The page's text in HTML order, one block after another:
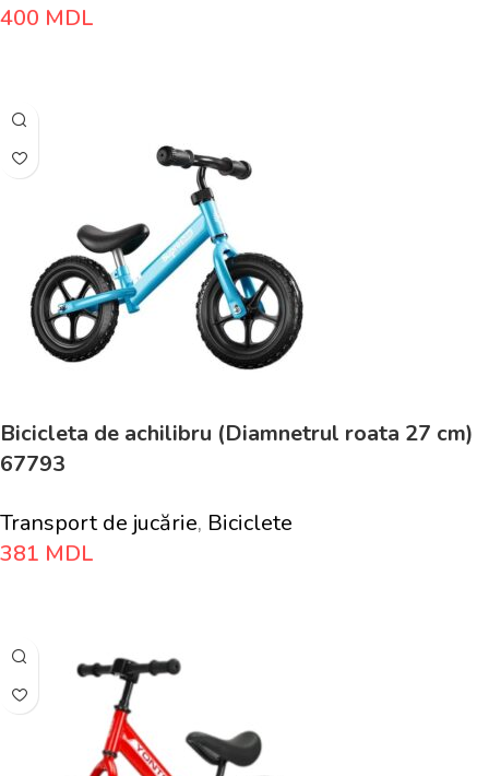
400 MDL
Bicicleta de achilibru (Diamnetrul roata 27 cm)
67793
Transport de jucărie, Biciclete
381 MDL